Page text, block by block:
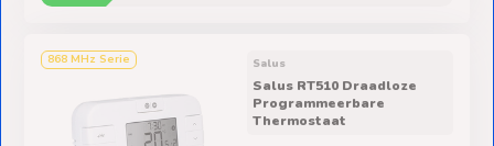
868 MHz Serie Salus
Salus RT510 Draadloze
Programmeerbare
Thermostaat